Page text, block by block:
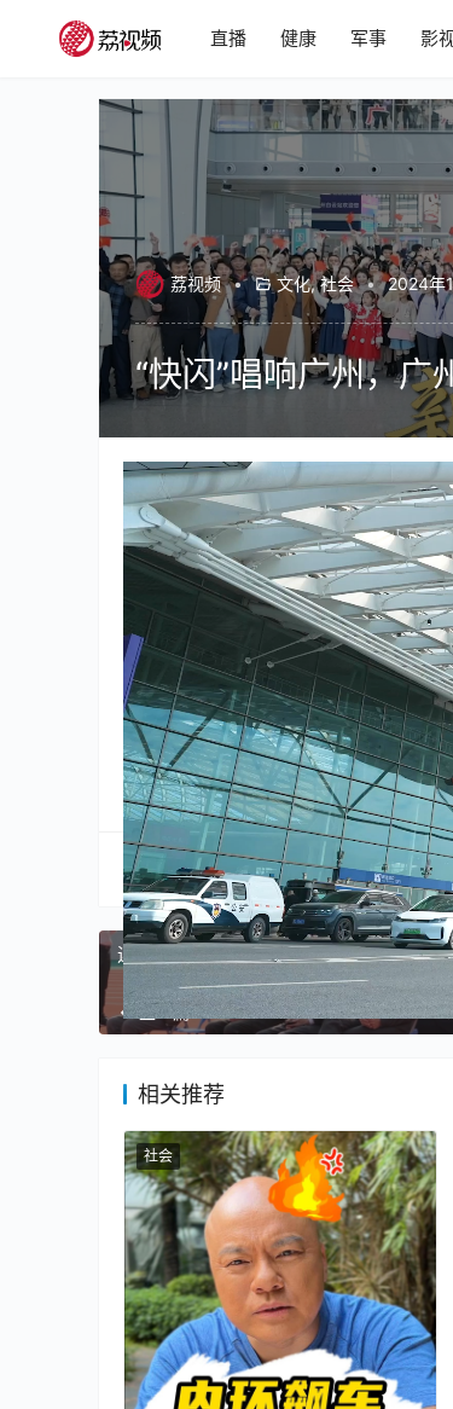
直播 健康 军事 影
荔视频 • 文化,社会 • 2024年
“快闪”唱响广州，
00:00 / 04:20
2024年1月1日，在广州白云站、白云
场快闪。据悉，广州白云站、白云国际
主题，通过“同一时间+多地快闪”的
力的崭新面貌和多元活力。
2024年元旦 广州 我爱你中国
分享到: 生成海报
迎新年盼全运 广州体育故事会在天体举行
上一篇
相关推荐
社会